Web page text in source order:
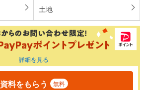
土地
詳細を見る
資料をもらう 無料